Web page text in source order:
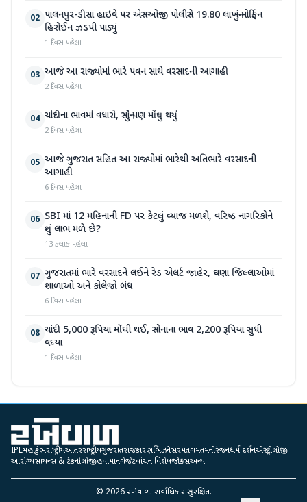
02 પાલનપુર-ડીસા હાઇવે પર એસઓજી પોલીસે 19.80 લાખનું મોર્ફિન
હિરોઈન ઝડપી પાડ્યું
1 દિવસ પહેલા
03 આજે આ રાજ્યોમાં ભારે પવન સાથે વરસાદની આગાહી
2 દિવસ પહેલા
04 ચાંદીના ભાવમાં વધારો, સોનું પણ મોંઘુ થયું
2 દિવસ પહેલા
05 આજે ગુજરાત સહિત આ રાજ્યોમાં ભારેથી અતિભારે વરસાદની
આગાહી
6 દિવસ પહેલા
06 SBI માં 12 મહિનાની FD પર કેટલું વ્યાજ મળશે, વરિષ્ઠ નાગરિકોને
શું લાભ મળે છે?
13 કલાક પહેલા
07 ગુજરાતમાં ભારે વરસાદને લઈને રેડ એલર્ટ જાહેર, ઘણા જિલ્લાઓમાં
શાળાઓ અને કોલેજો બંધ
6 દિવસ પહેલા
08 ચાંદી 5,000 રૂપિયા મોંઘી થઈ, સોનાના ભાવ 2,200 રૂપિયા સુધી
વધ્યા
1 દિવસ પહેલા
IPLમહાકુંભરાષ્ટ્રીયઆંતરરાષ્ટ્રીયગુજરાતરાજકારણબિઝનેસરમતગમતમનોરંજનધર્મ દર્શનએસ્ટ્રોલોજી
આરોગ્યસાયન્સ & ટેકનોલોજીહવામાનગેજેટવાંચન વિશેષજોક્સઅન્ય
© 2026રખેવાળ. સર્વાધિકાર સુરક્ષિત.